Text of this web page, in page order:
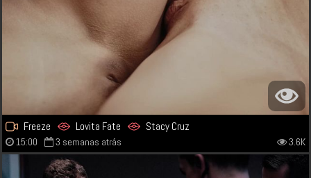
Freeze Lovita Fate Stacy Cruz
15:00 3 semanas atrás 3.6K